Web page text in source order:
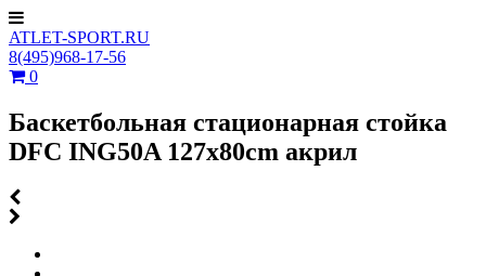
ATLET-SPORT.RU
8(495)968-17-56
0
Баскетбольная стационарная стойка
DFC ING50A 127x80cm акрил